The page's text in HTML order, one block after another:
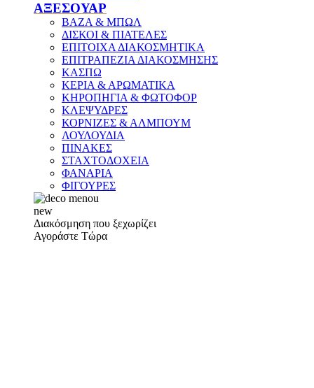
ΑΞΕΣΟΥΑΡ
ΒΑΖΑ & ΜΠΩΛ
ΔΙΣΚΟΙ & ΠΙΑΤΕΛΕΣ
ΕΠΙΤΟΙΧΑ ΔΙΑΚΟΣΜΗΤΙΚΑ
ΕΠΙΤΡΑΠΕΖΙΑ ΔΙΑΚΟΣΜΗΣΗΣ
ΚΑΣΠΩ
ΚΕΡΙΑ & ΑΡΩΜΑΤΙΚΑ
ΚΗΡΟΠΗΓΙΑ & ΦΩΤΟΦΟΡ
ΚΛΕΨΥΔΡΕΣ
ΚΟΡΝΙΖΕΣ & ΑΛΜΠΟΥΜ
ΛΟΥΛΟΥΔΙΑ
ΠΙΝΑΚΕΣ
ΣΤΑΧΤΟΔΟΧΕΙΑ
ΦΑΝΑΡΙΑ
ΦΙΓΟΥΡΕΣ
new
Διακόσμηση που ξεχωρίζει
Αγοράστε Τώρα